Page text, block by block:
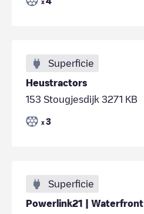
x
Superficie
Heustractors
153 Stougjesdijk 3271 KB
x 3
Superficie
Powerlink21 | Waterfront